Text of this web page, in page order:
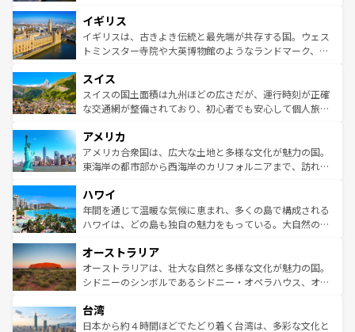
いる。シャンパンの発祥地であるランス、プロヴァンスの
香り高いラベンダー畑など、多彩な楽しみ方が可能だ。さ
らに、パリ以外の地域にも魅力が溢れており、どの街角に
れる地方に足を運ぶとそれぞれで全く異なる文化を体験で
きるだろう。 なお、新着のフランス情報はコンテンツ一覧
を参照してほしい。
顔を持つこの国は、どこを歩いても飽きることがない。ベ
ルリンの文化的活気、バイエルン州のアルプスの絶景、そ
してライン川沿いのワイン畑といった風景は必見。ビール
は、お酒好きな人にはぜひ体験してほしい。 なお、新着の
ドイツ情報はコンテンツ一覧を参照してほしい。
イギリス
イギリスは、古きよき伝統と最先端が共存する国。ウェス
トミンスター寺院や大英博物館のようなランドマーク、歴
リアごとに異なる魅力がある。また、優雅なアフタヌーン
ティー、ビール好きにはたまらない英国パブ、サッカー観
戦など、本場だからこそできる体験も豊富。イギリスを旅
ンツ一覧を参照してほしい。
スイス
スイスの国土面積は九州ほどの広さだが、運行時刻が正確
な交通網が整備されており、初心者でも安心して個人旅行
の建物がそのまま残る町や、スイスならではのユニークな
博物館もあり、アルプス観光だけでなく町歩きも満喫する
ことができる。国民の所得が高いため物価も高いが、旅行
ば市内交通費無料で観光を楽しむこともできる。 なお、新
着のスイス情報はコンテンツ一覧 を参照してほしい。
アメリカ
アメリカ合衆国は、広大な土地と多様な文化が魅力の国。
東海岸の都市部から西海岸のカリフォルニアまで、訪れる
のような巨大都市は、観光、ショッピング、エンターテイ
ンメントが詰まった刺激的なスポットだ。一方、アメリカ
西部には大自然が広がり、グランドキャニオンやイエロー
部のニューオーリンズでは、音楽と美食が融合した独特の
文化が魅力。旅行者はアメリカの各地域で異なる魅力を楽
しみながら、その多様性と豊かな歴史を感じることができ
ならではの贅沢な旅のスタイルだ。 なお、新着のアメリカ
情報はコンテンツ一覧を参照してほしい。
ハワイ
年間を通じて温暖な気候に恵まれ、多くの島で構成される
ハワイは、どの島も独自の魅力をもっている。大自然の神
ワイ島は見逃せない。また、定番の観光地といえばオアフ
島だが、静かな自然を求めるならマウイ島やカウアイ島が
おすすめ。エメラルドグリーンに輝く海をはじめ、豊かな
れるおもてなしの心で訪れる人々を迎えてくれるハワイの
人々、おいしいローカルフードやハワイアンミュージッ
オーストラリア
オーストラリアは、壮大な自然と多様な文化が魅力の国。
シドニーのシンボルであるシドニー・オペラハウス、オー
リアリーフや大陸中央部にそびえるウルル（エアーズロッ
ク）、タスマニアの美しい原生林やケアンズの熱帯雨林な
台湾
日本から約４時間ほどでたどり着く台湾は、多彩な文化と